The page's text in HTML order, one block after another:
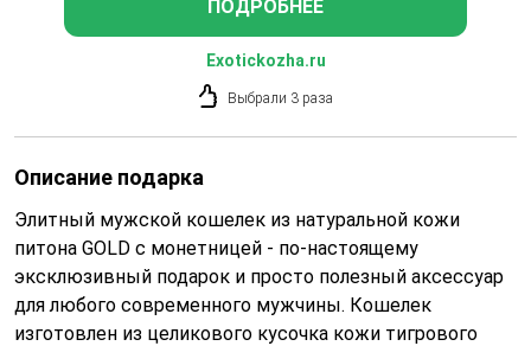
ПОДРОБНЕЕ
Exotickozha.ru
Выбрали 3 раза
Описание подарка
Элитный мужской кошелек из натуральной кожи
питона GOLD с монетницей - по-настоящему
эксклюзивный подарок и просто полезный аксессуар
для любого современного мужчины. Кошелек
изготовлен из целикового кусочка кожи тигрового